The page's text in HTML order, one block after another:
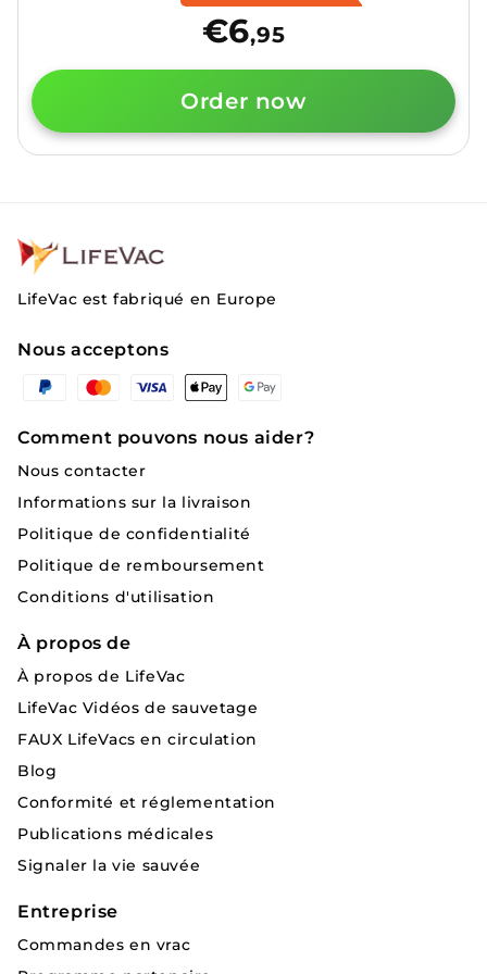
habituel
soldé
€6,95
Order now
LifeVac est fabriqué en Europe
Moyens
Nous acceptons
Comment pouvons nous aider?
Nous contacter
Informations sur la livraison
Politique de confidentialité
Politique de remboursement
Conditions d'utilisation
À propos de
À propos de LifeVac
LifeVac Vidéos de sauvetage
FAUX LifeVacs en circulation
Blog
Conformité et réglementation
Publications médicales
Signaler la vie sauvée
Entreprise
Commandes en vrac